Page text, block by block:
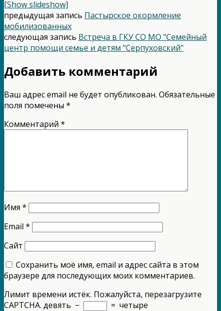
[Show slideshow]
предыдущая запись Пастырское окормление
мобилизованных
следующая запись Встреча в ГКУ СО МО "Семейный
центр помощи семье и детям "Серпуховский"
Добавить комментарий
Ваш адрес email не будет опубликован. Обязательные
поля помечены *
Комментарий *
Имя *
Email *
Сайт
Сохранить моё имя, email и адрес сайта в этом
браузере для последующих моих комментариев.
Лимит времени истёк. Пожалуйста, перезагрузите
CAPTCHA. девять − = четыре